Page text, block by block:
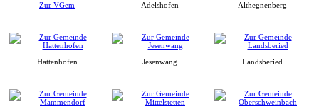
Zur VGem Adelshofen Althegnenberg
Hattenhofen Jesenwang Landsberied